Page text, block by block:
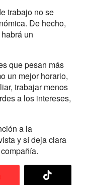
trabajo no se
De hecho,
un
que pesan más
un mejor horario,
trabajar menos
a los intereses,
a la
y sí deja clara